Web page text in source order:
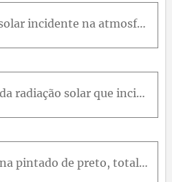
A intensidade da luz solar incidente na atmosfera superior da Terraé1,37 kW/m.(a)Determine os valores rms dos campos magnetico e eletrico desta luz.(b)Determine a potencia media emitida pelo Sol.(c)De
A intensidade média da radiação solar que incide perpendicularmente em uma superfície situada logo acima da atmosfera da Terra é 1,4k W / m 2 . (a) Qual é a pressão de radiação p, exercida pelo Sol so
Um pedaço de cartolina pintado de preto, totalmente absorvente, de área A=2,0c m 2 , intercepta um pulso luminoso com uma intensidade de 10W / c m 2 produzido por uma lâmpada estroboscópica. Qual é a